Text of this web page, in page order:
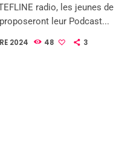
radio, les jeunes de
leur Podcast...
2024 48 3